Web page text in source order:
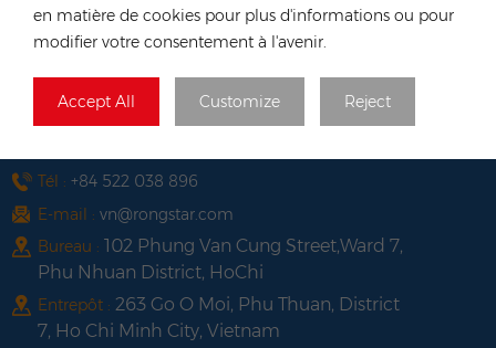
en matière de cookies pour plus d'informations ou pour
modifier votre consentement à l'avenir.
Accept All Customize Reject
Tél :+852 54222219
Long, Hong Kong
Tél : +84 522 038 896
E-mail : vn@rongstar.com
Bureau : 102 Phung Van Cung Street,Ward 7,
Phu Nhuan District, HoChi
Entrepôt : 263 Go O Moi, Phu Thuan, District
7, Ho Chi Minh City, Vietnam